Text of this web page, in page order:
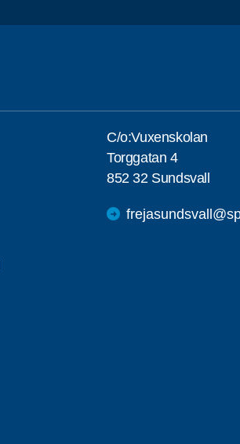
C/o:Vuxenskolan
Torggatan 4
852 32 Sundsvall